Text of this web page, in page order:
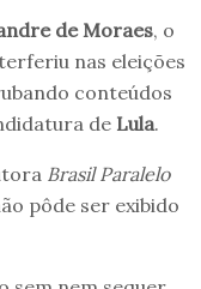
de Moraes, o
nas eleições
conteúdos
de Lula.
Brasil Paralelo
pôde ser exibido